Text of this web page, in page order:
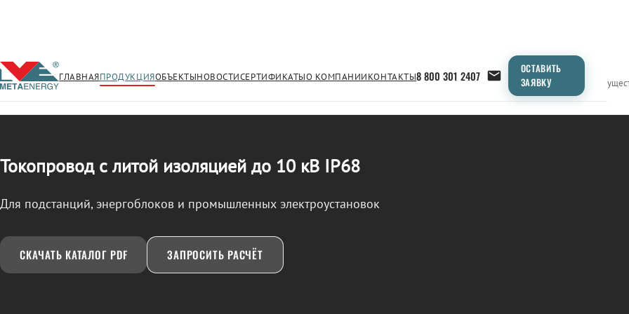
ГЛАВНАЯПРОДУКЦИЯОБЪЕКТЫНОВОСТИСЕРТИФИКАТЫО КОМПАНИИКОНТАКТЫ8 800 301 2407
ОСТАВИТЬ
ЗАЯВКУ
← Продукция/ТОКОПРОВОД Применение Продукция ТипоразмерыСравнение
Токопровод с литой изоляцией до 10 кВ IP68
Для подстанций, энергоблоков и промышленных электроустановок
СКАЧАТЬ КАТАЛОГ PDF ЗАПРОСИТЬ РАСЧЁТ